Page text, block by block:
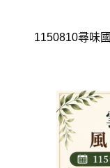
1150810尋味